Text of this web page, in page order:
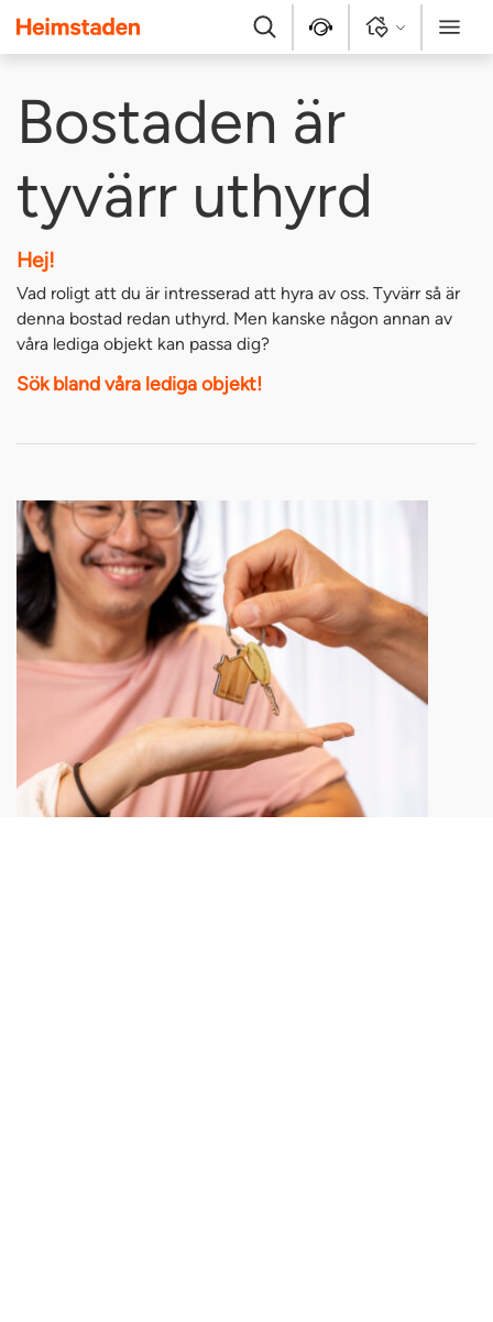
Heimstaden
Sök Kontakt Logga in Meny
Bostaden är
tyvärr uthyrd
Hej!
Vad roligt att du är intresserad att hyra av oss. Tyvärr så är
denna bostad redan uthyrd. Men kanske någon annan av
våra lediga objekt kan passa dig?
Sök bland våra lediga objekt!